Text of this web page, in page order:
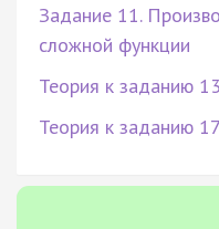
Задание 11.
сложной функции
Теория к заданию 13
Теория к заданию 17